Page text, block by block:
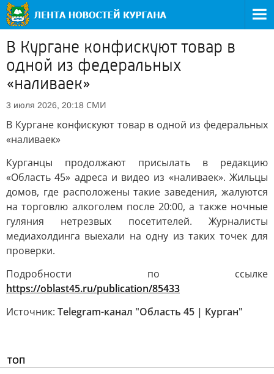
В Кургане конфискуют товар в
одной из федеральных
«наливаек»
3 июля 2026, 20:18 СМИ
В Кургане конфискуют товар в одной из федеральных
«наливаек»
Курганцы продолжают присылать в редакцию
«Область 45» адреса и видео из «наливаек». Жильцы
домов, где расположены такие заведения, жалуются
на торговлю алкоголем после 20:00, а также ночные
гуляния нетрезвых посетителей. Журналисты
медиахолдинга выехали на одну из таких точек для
проверки.
Подробности по ссылке
https://oblast45.ru/publication/85433
Источник: Telegram-канал "Область 45 | Курган"
ТОП